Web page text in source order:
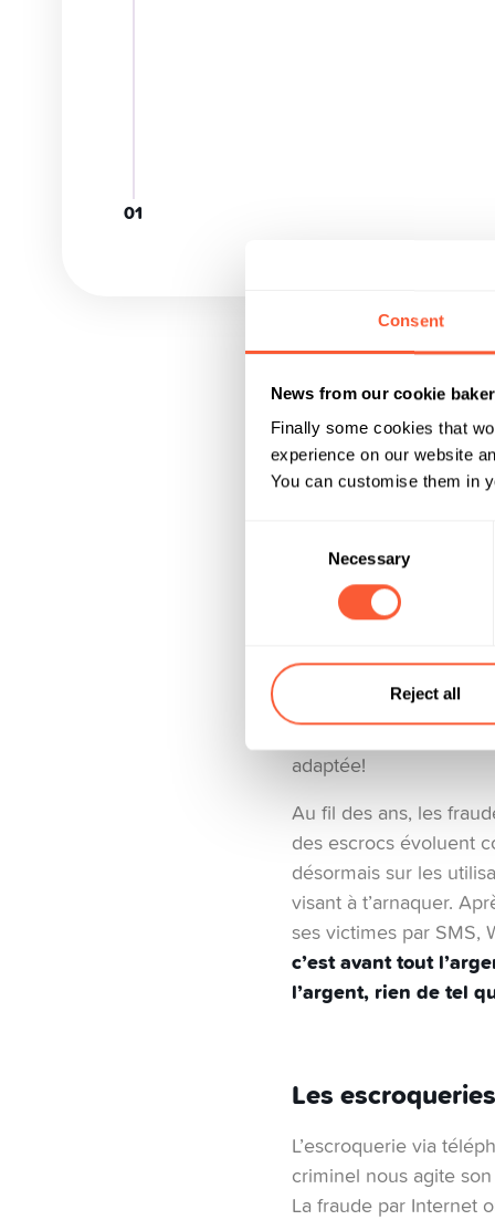
Consent
News from our cookie
Finally some cookies that
experience on our website
You can customise them in
Necessary
Reject all
Il est essentiel d’être
smartphone comme
financières. Si tu
automatiquement
de rester sur tes
adaptée!
Au fil des ans, les
des escrocs évoluent
désormais sur les
visant à t’arnaquer.
ses victimes par SMS,
c’est avant tout
l’argent, rien de tel
Les
L’escroquerie via
criminel nous agite
La fraude par Internet